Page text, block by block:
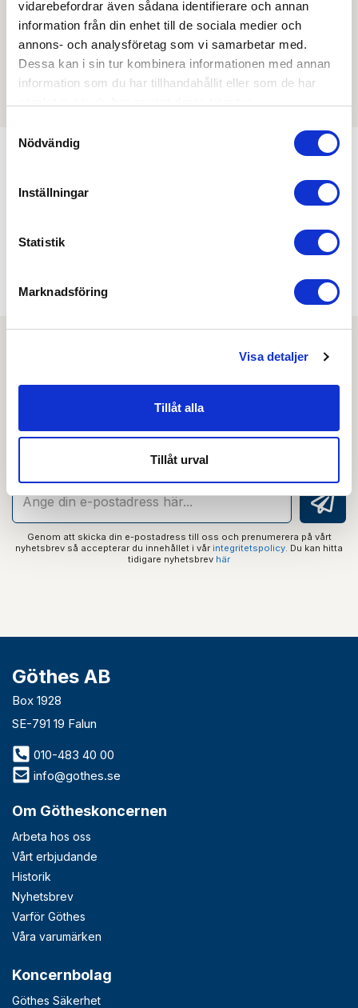
vidarebefordrar även sådana identifierare och annan
information från din enhet till de sociala medier och
annons- och analysföretag som vi samarbetar med.
Dessa kan i sin tur kombinera informationen med annan
information som du har tillhandahållit eller som de har
Nödvändig
Inställningar
Statistik
Marknadsföring
Visa detaljer
Tillåt alla
Tillåt urval
Filmer
Det finns ännu ingen film för denna produkt
Kombinera med
Min köphistorik
Nyhetsbrev
Genom att skicka din e-postadress till oss och prenumerera på vårt
nyhetsbrev så accepterar du innehållet i vår integritetspolicy . Du kan hitta
tidigare nyhetsbrev här
Göthes AB
Box 1928
SE-791 19 Falun
010-483 40 00
info@gothes.se
Om Götheskoncernen
Arbeta hos oss
Vårt erbjudande
Historik
Nyhetsbrev
Varför Göthes
Våra varumärken
Koncernbolag
Göthes Säkerhet